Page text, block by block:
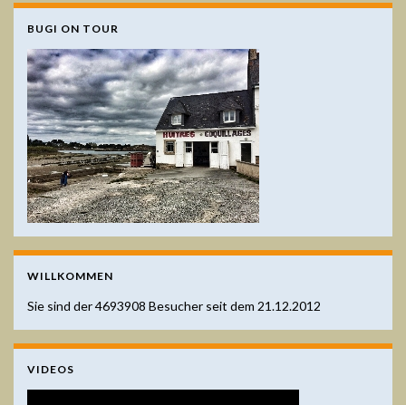
BUGI ON TOUR
WILLKOMMEN
Sie sind der4693908 Besucher seit dem 21.12.2012
VIDEOS